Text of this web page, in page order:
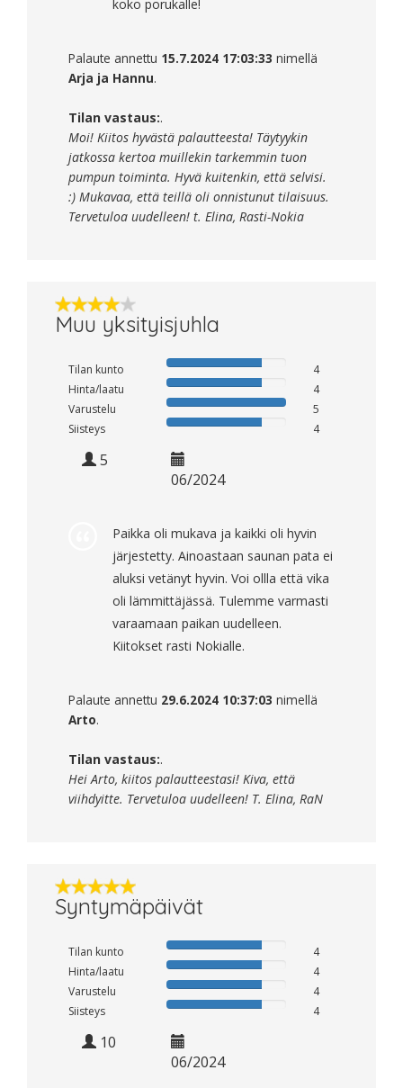
koko porukalle!
Palaute annettu 15.7.2024 17:03:33 nimellä
Arja ja Hannu.
Tilan vastaus:.
Moi! Kiitos hyvästä palautteesta! Täytyykin
jatkossa kertoa muillekin tarkemmin tuon
pumpun toiminta. Hyvä kuitenkin, että selvisi.
:) Mukavaa, että teillä oli onnistunut tilaisuus.
Tervetuloa uudelleen! t. Elina, Rasti-Nokia
Muu yksityisjuhla
Tilan kunto
4
Hinta/laatu
4
Varustelu
5
Siisteys
4
5
06/2024
Paikka oli mukava ja kaikki oli hyvin
järjestetty. Ainoastaan saunan pata ei
aluksi vetänyt hyvin. Voi ollla että vika
oli lämmittäjässä. Tulemme varmasti
varaamaan paikan uudelleen.
Kiitokset rasti Nokialle.
Palaute annettu 29.6.2024 10:37:03 nimellä
Arto.
Tilan vastaus:.
Hei Arto, kiitos palautteestasi! Kiva, että
viihdyitte. Tervetuloa uudelleen! T. Elina, RaN
Syntymäpäivät
Tilan kunto
4
Hinta/laatu
4
Varustelu
4
Siisteys
4
10
06/2024